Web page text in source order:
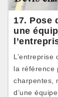
17. Pose
une
la référence
charpentes,
d’une